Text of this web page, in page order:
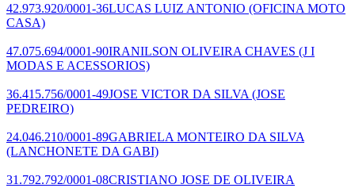
42.973.920/0001-36LUCAS LUIZ ANTONIO (OFICINA MOTO
CASA)
47.075.694/0001-90IRANILSON OLIVEIRA CHAVES (J I
MODAS E ACESSORIOS)
36.415.756/0001-49JOSE VICTOR DA SILVA (JOSE
PEDREIRO)
24.046.210/0001-89GABRIELA MONTEIRO DA SILVA
(LANCHONETE DA GABI)
31.792.792/0001-08CRISTIANO JOSE DE OLIVEIRA